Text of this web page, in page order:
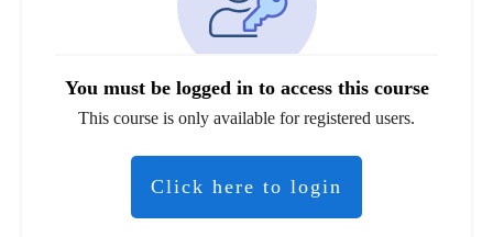
You must be logged in to access this course
This course is only available for registered users.
Click here to login